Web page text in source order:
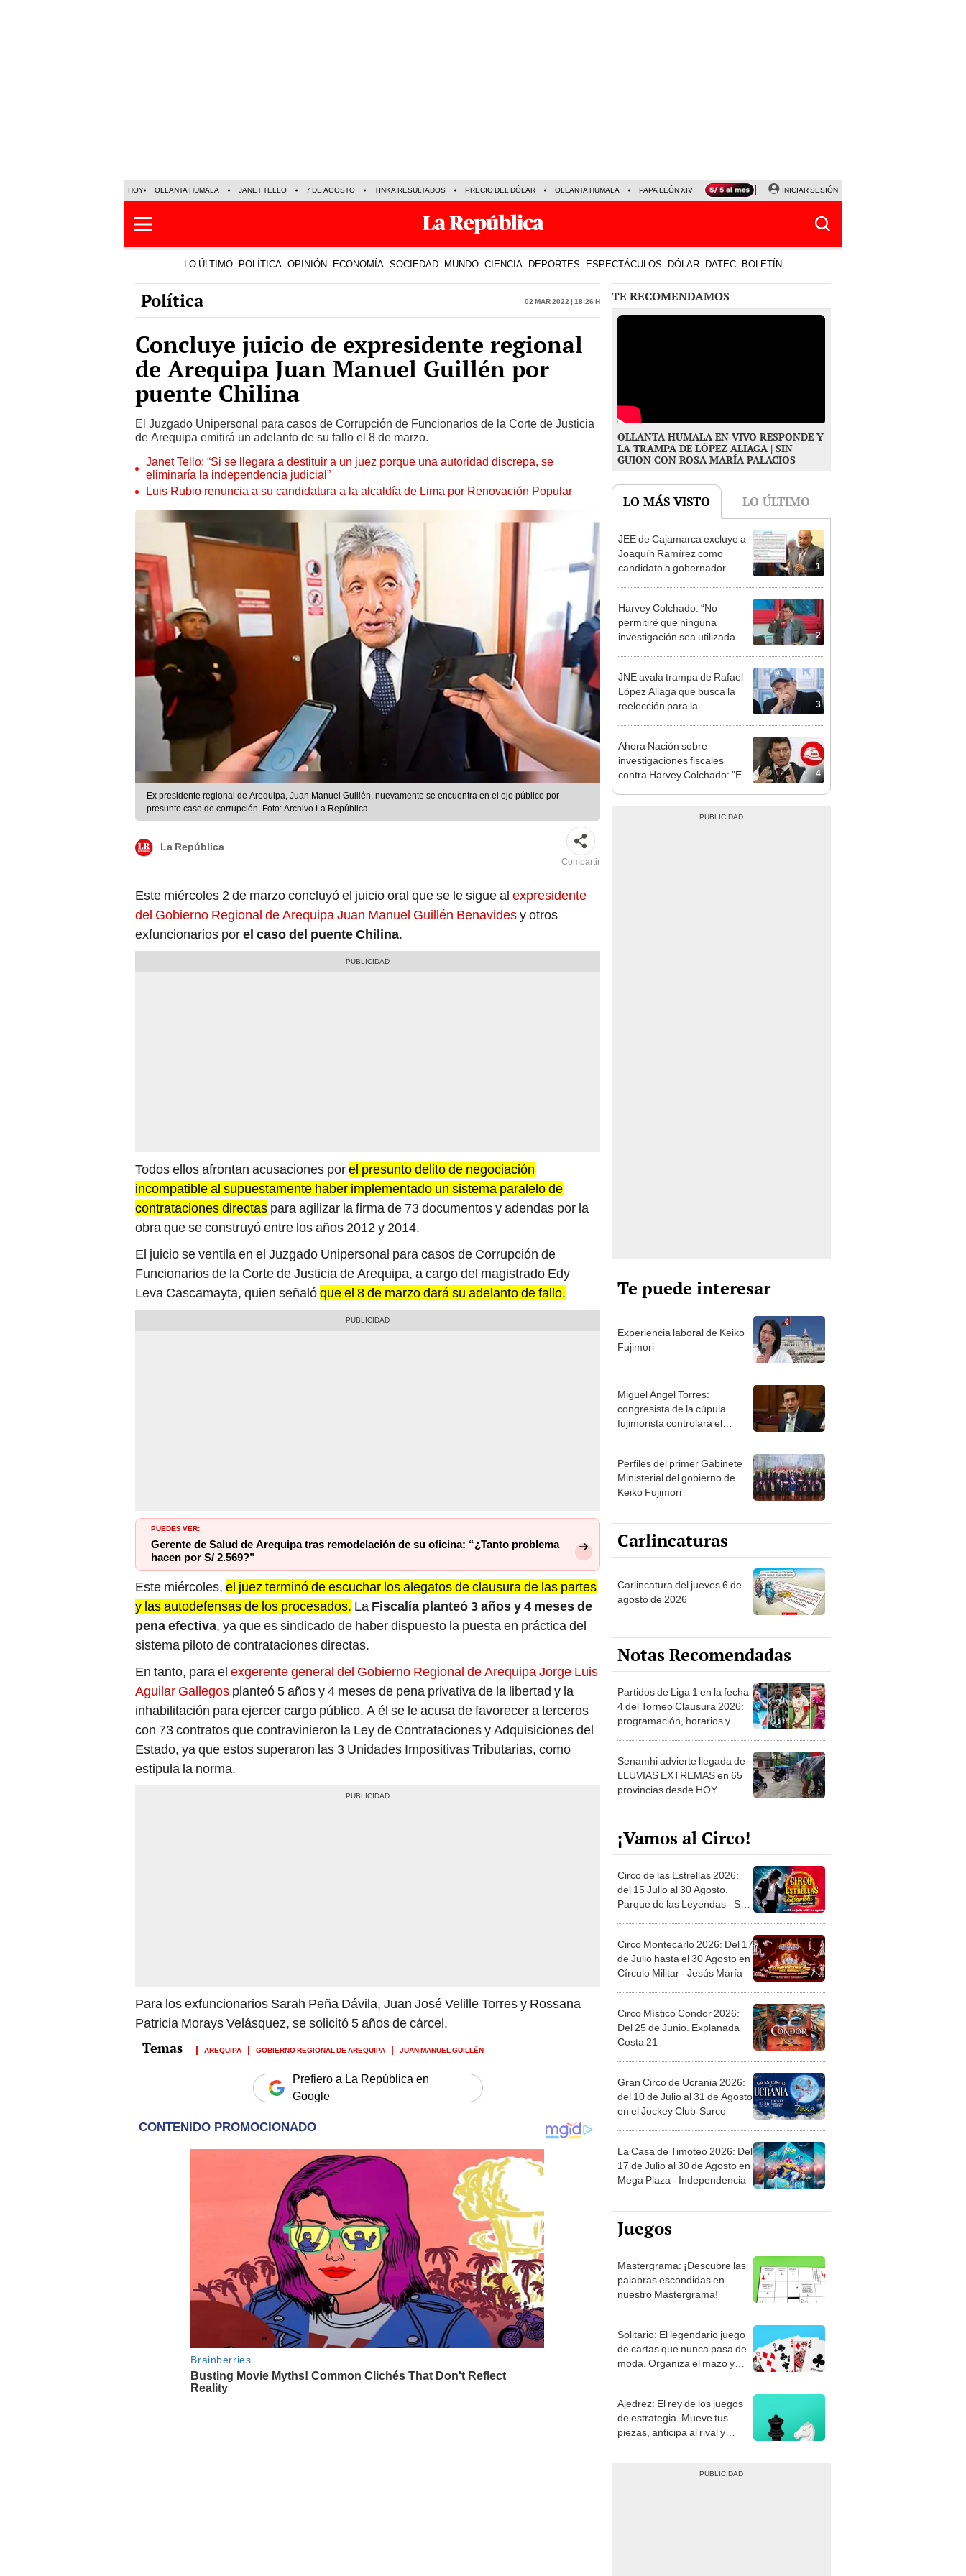
HOY OLLANTA HUMALA JANET TELLO 7 DE AGOSTO TINKA RESULTADOS PRECIO DEL DÓLAR OLLANTA HUMALA PAPA LEÓN XIV NALDY SALDAÑA LA BELLA LUZ
INICIAR SESIÓN
LO ÚLTIMO POLÍTICA OPINIÓN ECONOMÍA SOCIEDAD MUNDO CIENCIA DEPORTES ESPECTÁCULOS DÓLAR DATEC BOLETÍN
Política 02 Mar 2022 | 18:26 h
Concluye juicio de expresidente regional
de Arequipa Juan Manuel Guillén por
puente Chilina
El Juzgado Unipersonal para casos de Corrupción de Funcionarios de la Corte de Justicia
de Arequipa emitirá un adelanto de su fallo el 8 de marzo.
Janet Tello: “Si se llegara a destituir a un juez porque una autoridad discrepa, se
eliminaría la independencia judicial”
Luis Rubio renuncia a su candidatura a la alcaldía de Lima por Renovación Popular
Ex presidente regional de Arequipa, Juan Manuel Guillén, nuevamente se encuentra en el ojo público por
presunto caso de corrupción. Foto: Archivo La República
La República
Compartir
Este miércoles 2 de marzo concluyó el juicio oral que se le sigue al expresidente
del Gobierno Regional de Arequipa Juan Manuel Guillén Benavidesy otros
exfuncionarios porel caso del puente Chilina.
Todos ellos afrontan acusaciones porel presunto delito de negociación
incompatible al supuestamente haber implementado un sistema paralelo de
contrataciones directas para agilizar la firma de 73 documentos y adendas por la
obra que se construyó entre los años 2012 y 2014.
El juicio se ventila en el Juzgado Unipersonal para casos de Corrupción de
Funcionarios de la Corte de Justicia de Arequipa, a cargo del magistrado Edy
Leva Cascamayta, quien señalóque el 8 de marzo dará su adelanto de fallo.
PUEDES VER:
Gerente de Salud de Arequipa tras remodelación de su oficina: “¿Tanto problema
hacen por S/ 2.569?”
Este miércoles, el juez terminó de escuchar los alegatos de clausura de las partes
y las autodefensas de los procesados. La Fiscalía planteó 3 años y 4 meses de
pena efectiva, ya que es sindicado de haber dispuesto la puesta en práctica del
sistema piloto de contrataciones directas.
En tanto, para el exgerente general del Gobierno Regional de Arequipa Jorge Luis
Aguilar Gallegos planteó 5 años y 4 meses de pena privativa de la libertad y la
inhabilitación para ejercer cargo público. A él se le acusa de favorecer a terceros
con 73 contratos que contravinieron la Ley de Contrataciones y Adquisiciones del
Estado, ya que estos superaron las 3 Unidades Impositivas Tributarias, como
estipula la norma.
Para los exfuncionarios Sarah Peña Dávila, Juan José Velille Torres y Rossana
Patricia Morays Velásquez, se solicitó 5 años de cárcel.
AREQUIPA GOBIERNO REGIONAL DE AREQUIPA JUAN MANUEL GUILLÉN
Prefiero a La República en
Google
TE RECOMENDAMOS
OLLANTA HUMALA EN VIVO RESPONDE Y
LA TRAMPA DE LÓPEZ ALIAGA | SIN
GUION CON ROSA MARÍA PALACIOS
LO MÁS VISTO LO ÚLTIMO
1
JEE de Cajamarca excluye a
Joaquín Ramírez como
candidato a gobernador
2
Harvey Colchado: “No
permitiré que ninguna
investigación sea utilizada
3
JNE avala trampa de Rafael
López Aliaga que busca la
reelección para la
4
Ahora Nación sobre
investigaciones fiscales
contra Harvey Colchado: "El
Te puede interesar
Experiencia laboral de Keiko
Fujimori
Miguel Ángel Torres:
congresista de la cúpula
fujimorista controlará el
Perfiles del primer Gabinete
Ministerial del gobierno de
Keiko Fujimori
Carlincaturas
Carlincatura del jueves 6 de
agosto de 2026
Notas Recomendadas
Partidos de Liga 1 en la fecha
4 del Torneo Clausura 2026:
programación, horarios y
Senamhi advierte llegada de
LLUVIAS EXTREMAS en 65
provincias desde HOY
¡Vamos al Circo!
Circo de las Estrellas 2026:
del 15 Julio al 30 Agosto.
Parque de las Leyendas - San
Circo Montecarlo 2026: Del 17
de Julio hasta el 30 Agosto en
Círculo Militar - Jesús María
Circo Místico Condor 2026:
Del 25 de Junio. Explanada
Costa 21
Gran Circo de Ucrania 2026:
del 10 de Julio al 31 de Agosto
en el Jockey Club-Surco
La Casa de Timoteo 2026: Del
17 de Julio al 30 de Agosto en
Mega Plaza - Independencia
Juegos
Mastergrama: ¡Descubre las
palabras escondidas en
nuestro Mastergrama!
Solitario: El legendario juego
de cartas que nunca pasa de
moda. Organiza el mazo y
Ajedrez: El rey de los juegos
de estrategia. Mueve tus
piezas, anticipa al rival y